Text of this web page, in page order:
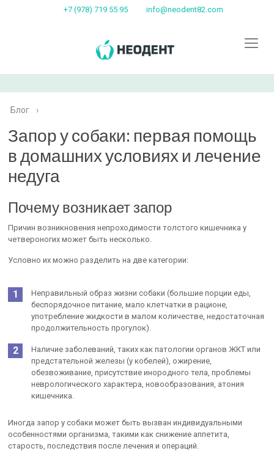
+7 (978) 719 55 95 info@neodent82.com
Блог ›
Запор у собаки: первая помощь
в домашних условиях и лечение
недуга
Почему возникает запор
Причин возникновения непроходимости толстого кишечника у
четвероногих может быть несколько.
Условно их можно разделить на две категории:
Неправильный образ жизни собаки (большие порции еды,
беспорядочное питание, мало клетчатки в рационе,
употребление жидкости в малом количестве, недостаточная
продолжительность прогулок).
Наличие заболеваний, таких как патологии органов ЖКТ или
предстательной железы (у кобелей), ожирение,
обезвоживание, присутствие инородного тела, проблемы
неврологического характера, новообразования, атония
кишечника.
Иногда запор у собаки может быть вызван индивидуальными
особенностями организма, такими как снижение аппетита,
старость, последствия после лечения и операций.